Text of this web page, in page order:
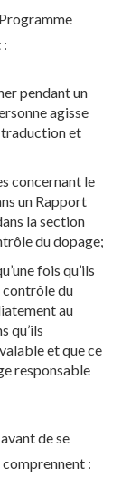
pendant un
agisse
traduction et
concernant le
un Rapport
la section
du dopage;
fois qu’ils
contrôle du
au
qu’ils
et que ce
responsable
de se
: